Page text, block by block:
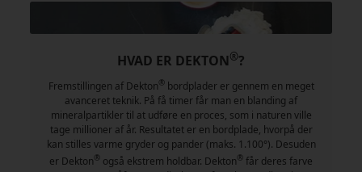
HVAD ER DEKTON®?
Fremstillingen af Dekton ®bordplader er gennem en meget
avanceret teknik. På få timer får man en blanding af
mineralpartikler til at udføre en proces, som i naturen ville
tage millioner af år. Resultatet er en bordplade, hvorpå der
kan stilles varme gryder og pander (maks. 1.100°). Desuden
er Dekton ® også ekstrem holdbar. Dekton ® får deres farve